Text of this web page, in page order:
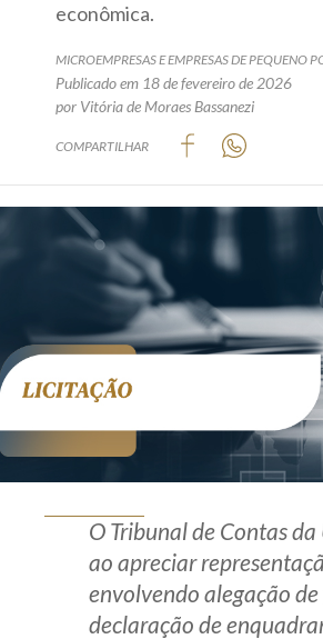
Produtos e
Zênite Play
Orientação por
Mentoria Zênite
Capacitação
Eventos presenciais
Zênite in Company
Diferenciais
Receba por RSS
econômica.
MICROEMPRESAS E EMPRESAS DE PEQUENO
Publicado em 18 de fevereiro de 2026
por Vitória de Moraes Bassanezi
COMPARTILHAR
O Tribunal de Contas da
ao apreciar
envolvendo alegação de
declaração de